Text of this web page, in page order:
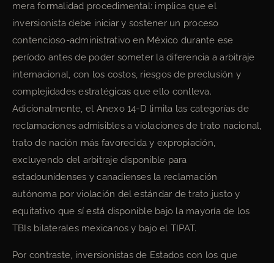
mera formalidad procedimental: implica que el
inversionista debe iniciar y sostener un proceso
contencioso-administrativo en México durante ese
período antes de poder someter la diferencia a arbitraje
internacional, con los costos, riesgos de preclusión y
complejidades estratégicas que ello conlleva.
Adicionalmente, el Anexo 14-D limita las categorías de
reclamaciones admisibles a violaciones de trato nacional,
trato de nación más favorecida y expropiación,
excluyendo del arbitraje disponible para
estadounidenses y canadienses la reclamación
autónoma por violación del estándar de trato justo y
equitativo que sí está disponible bajo la mayoría de los
TBIs bilaterales mexicanos y bajo el TIPAT.
Por contraste, inversionistas de Estados con los que